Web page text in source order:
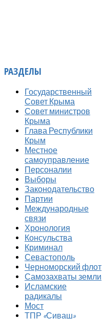
РАЗДЕЛЫ
Государственный
Совет Крыма
Совет министров
Крыма
Глава Республики
Крым
Местное
самоуправление
Персоналии
Выборы
Законодательство
Партии
Международные
связи
Хронология
Консульства
Криминал
Севастополь
Черноморский флот
Самозахваты земли
Исламские
радикалы
Мост
ТПР «Сиваш»